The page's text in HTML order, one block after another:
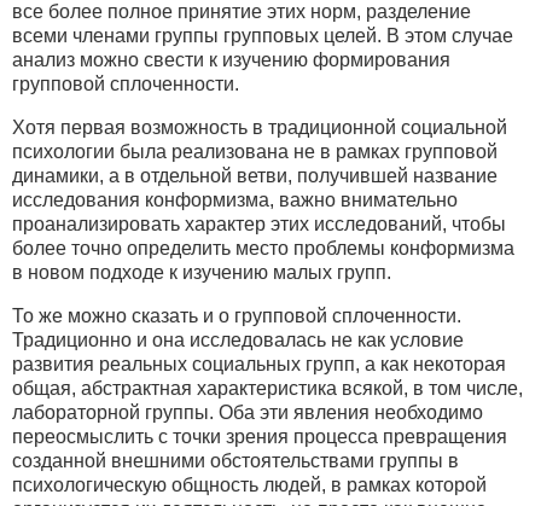
все более полное принятие этих норм, разделение
всеми членами группы групповых целей. В этом случае
анализ можно свести к изучению формирования
групповой сплоченности.
Хотя первая возможность в традиционной социальной
психологии была реализована не в рамках групповой
динамики, а в отдельной ветви, получившей название
исследования конформизма, важно внимательно
проанализировать характер этих исследований, чтобы
более точно определить место проблемы конформизма
в новом подходе к изучению малых групп.
То же можно сказать и о групповой сплоченности.
Традиционно и она исследовалась не как условие
развития реальных социальных групп, а как некоторая
общая, абстрактная характеристика всякой, в том числе,
лабораторной группы. Оба эти явления необходимо
переосмыслить с точки зрения процесса превращения
созданной внешними обстоятельствами группы в
психологическую общность людей, в рамках которой